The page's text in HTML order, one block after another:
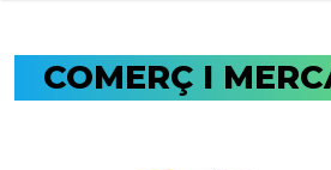
COMERÇ I